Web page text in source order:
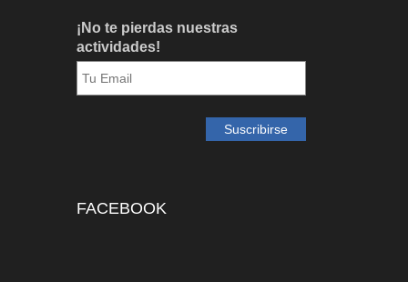
¡No te pierdas nuestras
actividades!
FACEBOOK